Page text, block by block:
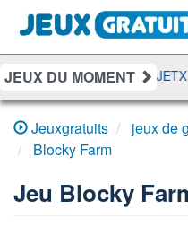
JEUX DU MOMENT
DAMES RAMI JETX
Jeuxgratuits
jeux de
Blocky Farm
Jeu Blocky